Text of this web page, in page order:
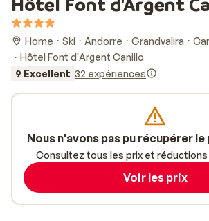
Home Ski Andorre Grandvalira
Hôtel Font d'Argent Canillo
9 Excellent 32 expériences
Nous n'avons pas pu récupérer
Consultez tous les prix et réductions
Voir les prix